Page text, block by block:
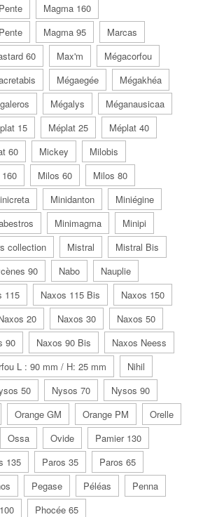
Magma 160
Magma 95
Marcas
60 Max'm
Mégacorfou
Mégaegée
Mégakhéa
Mégalys
Méganausicaa
15 Méplat 25
Méplat 40
60 Mickey
Milobis
Milos 60
Milos 80
Minidanton
Miniégine
Minimagma
Minipi
collection Mistral
Mistral Bis
90 Nabo
Nauplie
115 Naxos 115 Bis
Naxos 150
20 Naxos 30
Naxos 50
90 Naxos 90 Bis
Naxos Neess
L : 90 mm / H: 25 mm
Nihil
50 Nysos 70
Nysos 90
Orange GM Orange PM
Orelle
Ossa Ovide
Pamier 130
135 Paros 35
Paros 65
Pegase Péléas
Penna
Phocée 65